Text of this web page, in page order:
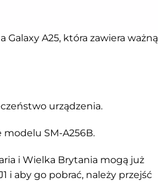
A25, która zawiera ważną
urządzenia.
SM-A256B.
i Wielka Brytania mogą już
i aby go pobrać, należy przejść